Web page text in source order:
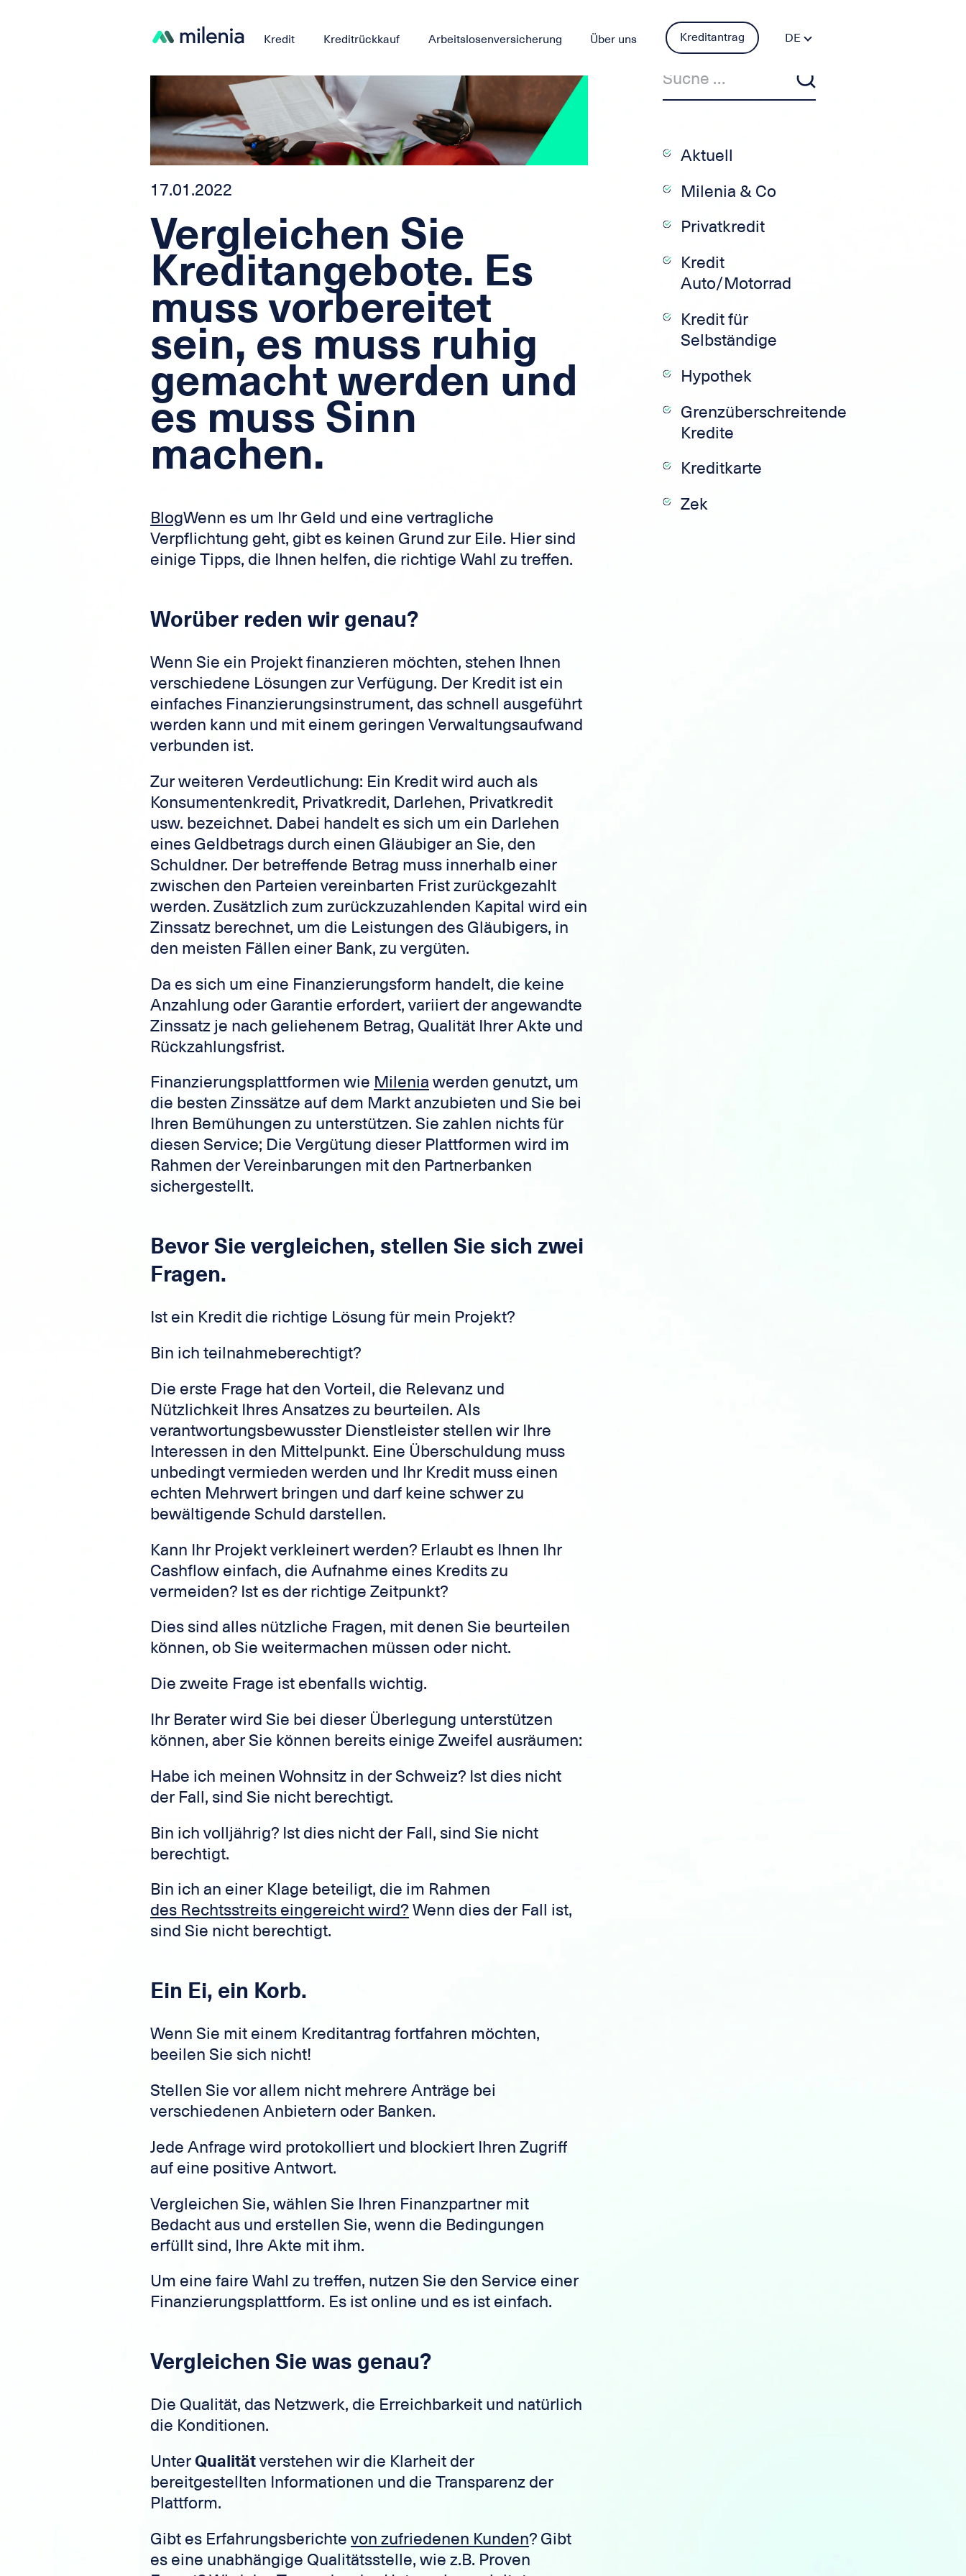
Kredit Kreditrückkauf Arbeitslosenversicherung Über uns Kreditantrag
DE
PT
ES
17.01.2022
Vergleichen Sie
Kreditangebote. Es
muss vorbereitet
sein, es muss ruhig
gemacht werden und
es muss Sinn
machen.
BlogWenn es um Ihr Geld und eine vertragliche
Verpflichtung geht, gibt es keinen Grund zur Eile. Hier sind
einige Tipps, die Ihnen helfen, die richtige Wahl zu treffen.
Worüber reden wir genau?
Wenn Sie ein Projekt finanzieren möchten, stehen Ihnen
verschiedene Lösungen zur Verfügung. Der Kredit ist ein
einfaches Finanzierungsinstrument, das schnell ausgeführt
werden kann und mit einem geringen Verwaltungsaufwand
verbunden ist.
Zur weiteren Verdeutlichung: Ein Kredit wird auch als
Konsumentenkredit, Privatkredit, Darlehen, Privatkredit
usw. bezeichnet. Dabei handelt es sich um ein Darlehen
eines Geldbetrags durch einen Gläubiger an Sie, den
Schuldner. Der betreffende Betrag muss innerhalb einer
zwischen den Parteien vereinbarten Frist zurückgezahlt
werden. Zusätzlich zum zurückzuzahlenden Kapital wird ein
Zinssatz berechnet, um die Leistungen des Gläubigers, in
den meisten Fällen einer Bank, zu vergüten.
Da es sich um eine Finanzierungsform handelt, die keine
Anzahlung oder Garantie erfordert, variiert der angewandte
Zinssatz je nach geliehenem Betrag, Qualität Ihrer Akte und
Rückzahlungsfrist.
Finanzierungsplattformen wie Milenia werden genutzt, um
die besten Zinssätze auf dem Markt anzubieten und Sie bei
Ihren Bemühungen zu unterstützen. Sie zahlen nichts für
diesen Service; Die Vergütung dieser Plattformen wird im
Rahmen der Vereinbarungen mit den Partnerbanken
sichergestellt.
Bevor Sie vergleichen, stellen Sie sich zwei
Fragen.
Ist ein Kredit die richtige Lösung für mein Projekt?
Bin ich teilnahmeberechtigt?
Die erste Frage hat den Vorteil, die Relevanz und
Nützlichkeit Ihres Ansatzes zu beurteilen. Als
verantwortungsbewusster Dienstleister stellen wir Ihre
Interessen in den Mittelpunkt. Eine Überschuldung muss
unbedingt vermieden werden und Ihr Kredit muss einen
echten Mehrwert bringen und darf keine schwer zu
bewältigende Schuld darstellen.
Kann Ihr Projekt verkleinert werden? Erlaubt es Ihnen Ihr
Cashflow einfach, die Aufnahme eines Kredits zu
vermeiden? Ist es der richtige Zeitpunkt?
Dies sind alles nützliche Fragen, mit denen Sie beurteilen
können, ob Sie weitermachen müssen oder nicht.
Die zweite Frage ist ebenfalls wichtig.
Ihr Berater wird Sie bei dieser Überlegung unterstützen
können, aber Sie können bereits einige Zweifel ausräumen:
Habe ich meinen Wohnsitz in der Schweiz? Ist dies nicht
der Fall, sind Sie nicht berechtigt.
Bin ich volljährig? Ist dies nicht der Fall, sind Sie nicht
berechtigt.
Bin ich an einer Klage beteiligt, die im Rahmen
des Rechtsstreits eingereicht wird? Wenn dies der Fall ist,
sind Sie nicht berechtigt.
Ein Ei, ein Korb.
Wenn Sie mit einem Kreditantrag fortfahren möchten,
beeilen Sie sich nicht!
Stellen Sie vor allem nicht mehrere Anträge bei
verschiedenen Anbietern oder Banken.
Jede Anfrage wird protokolliert und blockiert Ihren Zugriff
auf eine positive Antwort.
Vergleichen Sie, wählen Sie Ihren Finanzpartner mit
Bedacht aus und erstellen Sie, wenn die Bedingungen
erfüllt sind, Ihre Akte mit ihm.
Um eine faire Wahl zu treffen, nutzen Sie den Service einer
Finanzierungsplattform. Es ist online und es ist einfach.
Vergleichen Sie was genau?
Die Qualität, das Netzwerk, die Erreichbarkeit und natürlich
die Konditionen.
UnterQualitätverstehen wir die Klarheit der
bereitgestellten Informationen und die Transparenz der
Plattform.
Gibt es Erfahrungsberichte von zufriedenen Kunden? Gibt
es eine unabhängige Qualitätsstelle, wie z.B. Proven
Aktuell
Milenia & Co
Privatkredit
Kredit
Auto/Motorrad
Kredit für
Selbständige
Hypothek
Grenzüberschreitende
Kredite
Kreditkarte
Zek